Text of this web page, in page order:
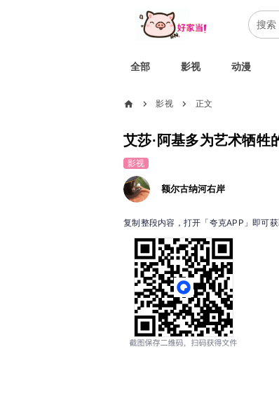
全部 影视 动漫
home chevron_right 影视 chevron_right 正文
艾莎·阿基多为艺术牺牲
影视
额尔古纳河右岸
复制整段内容，打开「夸克APP」即可